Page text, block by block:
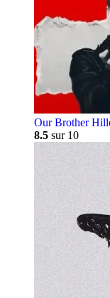
Our Brother
8.5 sur 10